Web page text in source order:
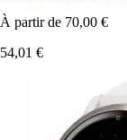
À partir de 70,00 €
54,01 €